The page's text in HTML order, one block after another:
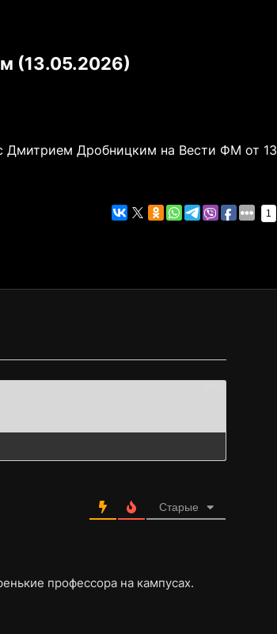
(13.05.2026)
Дмитрием Дробницким на Вести ФМ от 13
1
Старые
профессора на кампусах.